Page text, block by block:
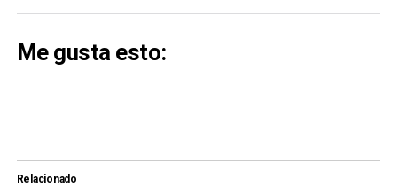
Me gusta esto:
Relacionado